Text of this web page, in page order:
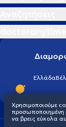
Ελλάδα
Χρησιμοποιούμε
προσωποποιημένη
να βρεις εύκολα